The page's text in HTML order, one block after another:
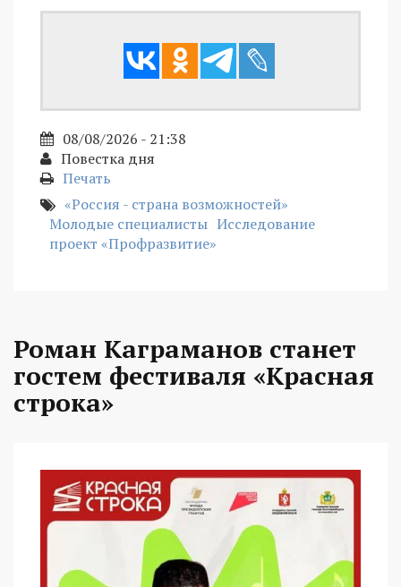
08/08/2026 - 21:38
Повестка дня
Печать
«Россия - страна возможностей»
Молодые специалисты Исследование
проект «Профразвитие»
Роман Каграманов станет
гостем фестиваля «Красная
строка»